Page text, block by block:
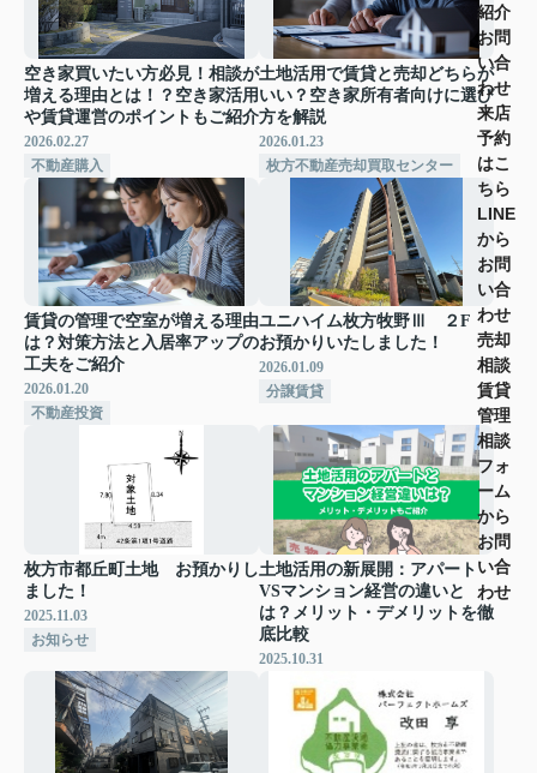
紹介
お問
い合
わせ
来店
予約
はこ
ちら
LINE
から
お問
い合
わせ
売却
相談
賃貸
管理
相談
フォ
ーム
から
お問
い合
わせ
空き家買いたい方必見！相談が
増える理由とは！？空き家活用
や賃貸運営のポイントもご紹介
2026.02.27
不動産購入
土地活用で賃貸と売却どちらが
いい？空き家所有者向けに選び
方を解説
2026.01.23
枚方不動産売却買取センター
賃貸の管理で空室が増える理由
は？対策方法と入居率アップの
工夫をご紹介
2026.01.20
不動産投資
ユニハイム枚方牧野Ⅲ ２F
お預かりいたしました！
2026.01.09
分譲賃貸
枚方市都丘町土地 お預かりし
ました！
2025.11.03
お知らせ
土地活用の新展開：アパート
VSマンション経営の違いと
は？メリット・デメリットを徹
底比較
2025.10.31